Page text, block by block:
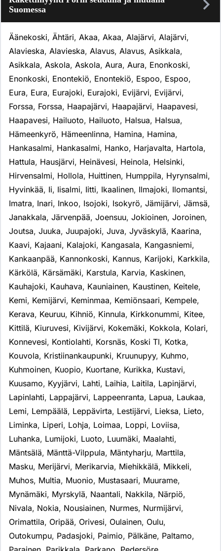
Suomessa
Äänekoski, Ähtäri, Akaa, Akaa, Alajärvi, Alajärvi,
Alavieska, Alavieska, Alavus, Alavus, Asikkala,
Asikkala, Askola, Askola, Aura, Aura, Enonkoski,
Enonkoski, Enontekiö, Enontekiö, Espoo, Espoo,
Eura, Eura, Eurajoki, Eurajoki, Evijärvi, Evijärvi,
Forssa, Forssa, Haapajärvi, Haapajärvi, Haapavesi,
Haapavesi, Hailuoto, Hailuoto, Halsua, Halsua,
Hämeenkyrö, Hämeenlinna, Hamina, Hamina,
Hankasalmi, Hankasalmi, Hanko, Harjavalta, Hartola,
Hattula, Hausjärvi, Heinävesi, Heinola, Helsinki,
Hirvensalmi, Hollola, Huittinen, Humppila, Hyrynsalmi,
Hyvinkää, Ii, Iisalmi, Iitti, Ikaalinen, Ilmajoki, Ilomantsi,
Imatra, Inari, Inkoo, Isojoki, Isokyrö, Jämijärvi, Jämsä,
Janakkala, Järvenpää, Joensuu, Jokioinen, Joroinen,
Joutsa, Juuka, Juupajoki, Juva, Jyväskylä, Kaarina,
Kaavi, Kajaani, Kalajoki, Kangasala, Kangasniemi,
Kankaanpää, Kannonkoski, Kannus, Karijoki, Karkkila,
Kärkölä, Kärsämäki, Karstula, Karvia, Kaskinen,
Kauhajoki, Kauhava, Kauniainen, Kaustinen, Keitele,
Kemi, Kemijärvi, Keminmaa, Kemiönsaari, Kempele,
Kerava, Keuruu, Kihniö, Kinnula, Kirkkonummi, Kitee,
Kittilä, Kiuruvesi, Kivijärvi, Kokemäki, Kokkola, Kolari,
Konnevesi, Kontiolahti, Korsnäs, Koski Tl, Kotka,
Kouvola, Kristiinankaupunki, Kruunupyy, Kuhmo,
Kuhmoinen, Kuopio, Kuortane, Kurikka, Kustavi,
Kuusamo, Kyyjärvi, Lahti, Laihia, Laitila, Lapinjärvi,
Lapinlahti, Lappajärvi, Lappeenranta, Lapua, Laukaa,
Lemi, Lempäälä, Leppävirta, Lestijärvi, Lieksa, Lieto,
Liminka, Liperi, Lohja, Loimaa, Loppi, Loviisa,
Luhanka, Lumijoki, Luoto, Luumäki, Maalahti,
Mäntsälä, Mänttä-Vilppula, Mäntyharju, Marttila,
Masku, Merijärvi, Merikarvia, Miehikkälä, Mikkeli,
Muhos, Multia, Muonio, Mustasaari, Muurame,
Mynämäki, Myrskylä, Naantali, Nakkila, Närpiö,
Nivala, Nokia, Nousiainen, Nurmes, Nurmijärvi,
Orimattila, Oripää, Orivesi, Oulainen, Oulu,
Outokumpu, Padasjoki, Paimio, Pälkäne, Paltamo,